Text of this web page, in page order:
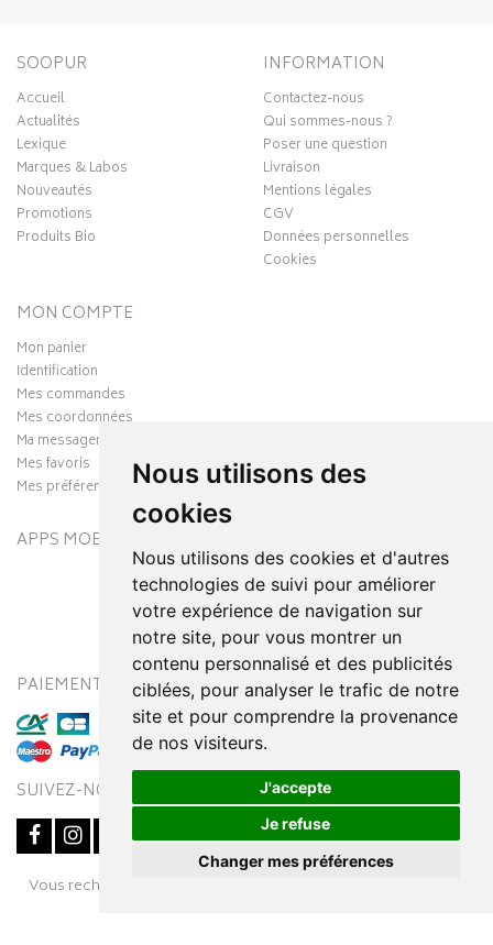
Nous utilisons des
cookies
Nous utilisons des cookies et d'autres
technologies de suivi pour améliorer
votre expérience de navigation sur
notre site, pour vous montrer un
contenu personnalisé et des publicités
ciblées, pour analyser le trafic de notre
site et pour comprendre la provenance
de nos visiteurs.
J'accepte
Je refuse
Changer mes préférences
SOOPUR
Accueil
Actualités
Lexique
Marques & Labos
Nouveautés
Promotions
Produits Bio
INFORMATION
Contactez-nous
Qui sommes-nous ?
Poser une question
Livraison
Mentions légales
CGV
Données personnelles
Cookies
MON COMPTE
Mon panier
Identification
Mes commandes
Mes coordonnées
Ma messagerie
Mes favoris
Mes préférences Cookies
APPS MOBILES
PAIEMENT SÉCURISÉ MODES DE LIVRAISON
SUIVEZ-NOUS SUR
Vous recherchez un médicament ? Découvrez la pharmacie en